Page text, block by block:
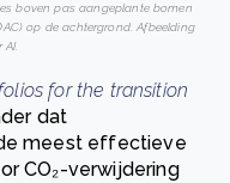
boven pas aangeplante bomen
op de achtergrond. Afbeelding
AI.
for the transition
dat
meest effectieve
CO₂-verwijdering